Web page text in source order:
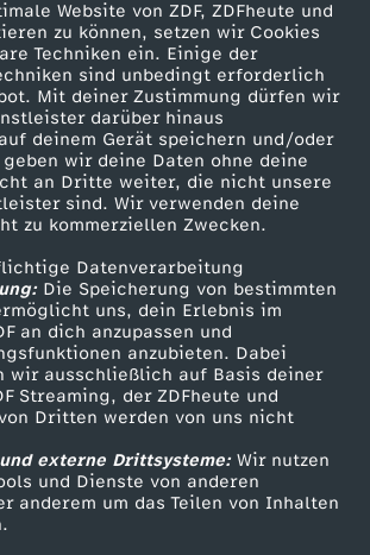
Website von ZDF, ZDFheute und
zu können, setzen wir Cookies
Techniken ein. Einige der
sind unbedingt erforderlich
Mit deiner Zustimmung dürfen wir
darüber hinaus
deinem Gerät speichern und/oder
wir deine Daten ohne deine
an Dritte weiter, die nicht unsere
sind. Wir verwenden deine
zu kommerziellen Zwecken.
Datenverarbeitung
Die Speicherung von bestimmten
uns, dein Erlebnis im
an dich anzupassen und
anzubieten. Dabei
wir ausschließlich auf Basis deiner
Streaming, der ZDFheute und
Dritten werden von uns nicht
externe Drittsysteme:Wir nutzen
und Dienste von anderen
anderem um das Teilen von Inhalten
Service
ZDFmitreden
Kontakt zum ZDF
Tickets
Zuschauerservice
Hilfe